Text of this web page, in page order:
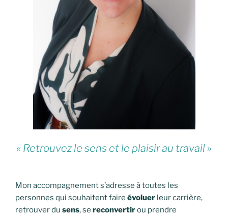
« Retrouvez le sens et le plaisir au travail »
Mon accompagnement s’adresse à toutes les
personnes qui souhaitent faire évoluer leur carrière,
retrouver du sens, se reconvertirou prendre